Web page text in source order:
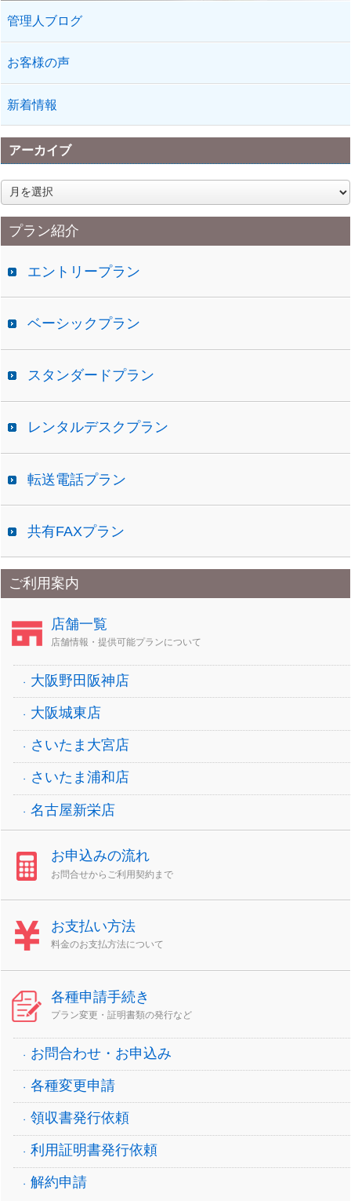
管理人ブログ
お客様の声
新着情報
アーカイブ
ア
ー
カ
イプラン紹介
エントリープラン
ベーシックプラン
スタンダードプラン
レンタルデスクプラン
転送電話プラン
共有FAXプラン
ご利用案内
店舗一覧
店舗情報・提供可能プランについて
大阪野田阪神店
大阪城東店
さいたま大宮店
さいたま浦和店
名古屋新栄店
お申込みの流れ
お問合せからご利用契約まで
お支払い方法
料金のお支払方法について
各種申請手続き
プラン変更・証明書類の発行など
お問合わせ・お申込み
各種変更申請
領収書発行依頼
利用証明書発行依頼
解約申請